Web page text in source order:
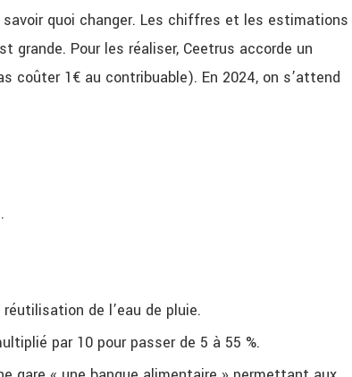
quoi changer. Les chiffres et les estimations
grande. Pour les réaliser, Ceetrus accorde un
coûter 1€ au contribuable). En 2024, on s’attend
de l’eau de pluie.
par 10 pour passer de 5 à 55 %.